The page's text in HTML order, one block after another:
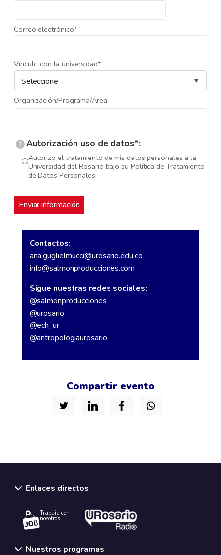
Correo electrónico*
Vínculo con la universidad*
Organización/Programa/Área:
? Autorización uso de datos*:
Autorizo el tratamiento de mis datos personales a la
Universidad del Rosario bajo su Política de Tratamiento
de Datos Personales.
Contactos:
ana.guglielmucci@urosario.edu.co -
info@salmonproducciones.com
Sigue nuestras redes sociales:
@salmonproducciones
@urosario
@ech_ur
@antropologiaurosario
Compartir evento
Enlaces directos
Trabaja con
nosotros.
Nuestros programas